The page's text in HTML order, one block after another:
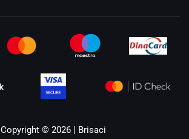
Copyright © 2026 | Brisaci